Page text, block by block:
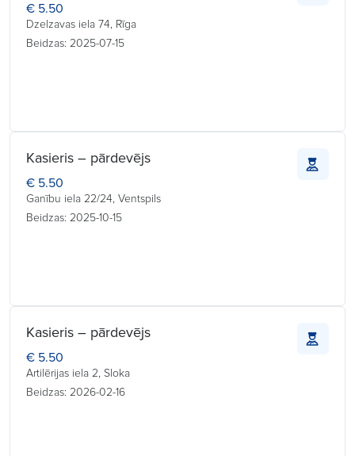
€ 5.50
Dzelzavas iela 74, Rīga
Beidzas: 2025-07-15
Kasieris – pārdevējs
€ 5.50
Ganību iela 22/24, Ventspils
Beidzas: 2025-10-15
Kasieris – pārdevējs
€ 5.50
Artilērijas iela 2, Sloka
Beidzas: 2026-02-16